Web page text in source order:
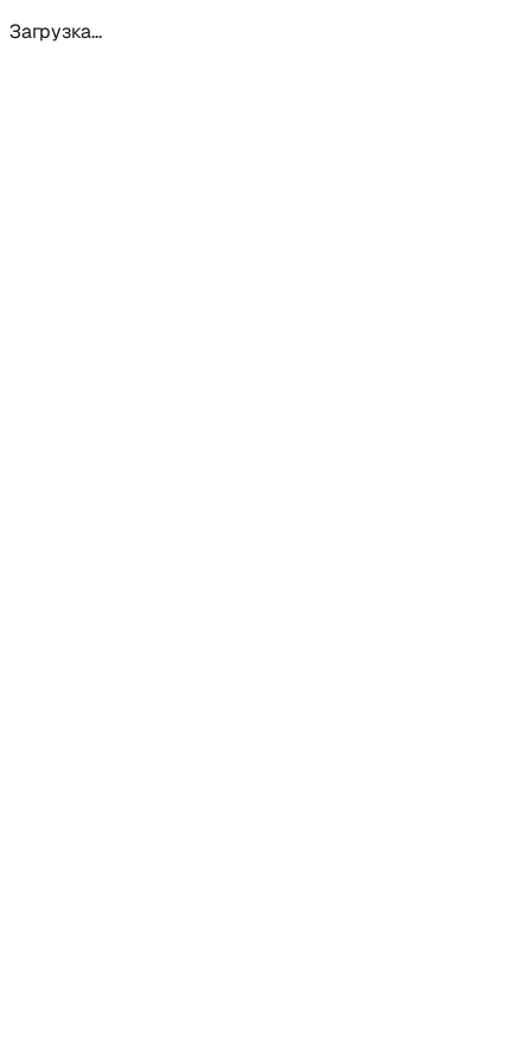
Загрузка...